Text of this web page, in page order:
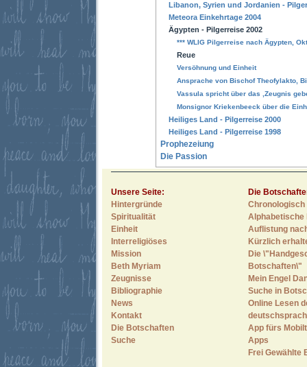
Libanon, Syrien und Jordanien -
Meteora Einkehrtage 2004
Ägypten - Pilgerreise 2002
*** WLIG Pilgerreise nach Ägypten,
Reue
Versöhnung und Einheit
Ansprache von Bischof Theofylakto,
Vassula spricht über das ‚Zeugnis
Monsignor Kriekenbeeck über die
Heiliges Land - Pilgerreise 2000
Heiliges Land - Pilgerreise 1998
Prophezeiung
Die Passion
Unsere Seite:
Hintergründe
Spiritualität
Einheit
Interreligiöses
Mission
Beth Myriam
Zeugnisse
Bibliographie
News
Kontakt
Die Botschaften
Suche
Die
Alphabetische
Auflistung
Kürzlich
Die
Botschaften\"
Mein Engel
Suche in
Online Lesen
App fürs
Apps
Frei Gewählte